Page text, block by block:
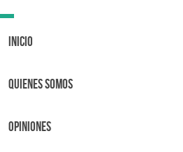
Toggle
Inicio
Quienes Somos
OPINIONES